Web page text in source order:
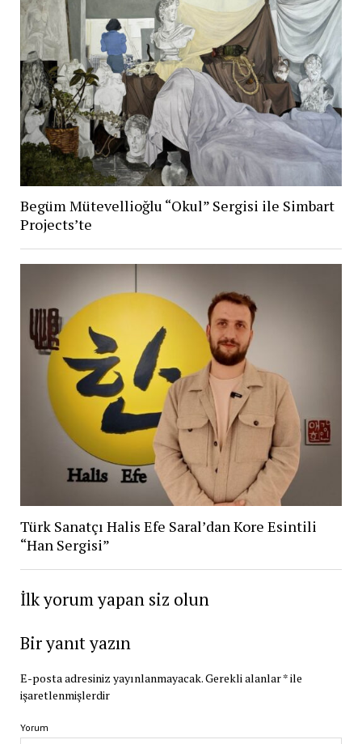
Begüm Mütevellioğlu “Okul” Sergisi ile Simbart
Projects’te
Türk Sanatçı Halis Efe Saral’dan Kore Esintili
“Han Sergisi”
İlk yorum yapan siz olun
Bir yanıt yazın
E-posta adresiniz yayınlanmayacak.Gerekli alanlar*ile
işaretlenmişlerdir
Yorum